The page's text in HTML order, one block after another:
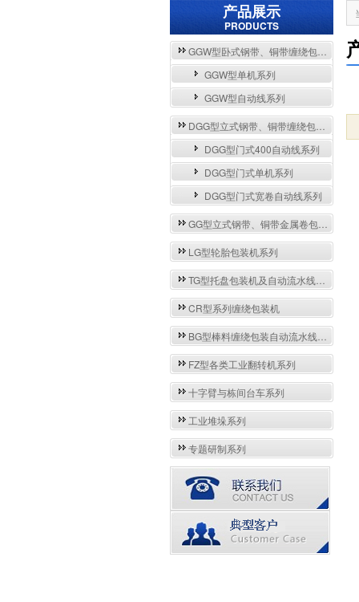
产品展示
PRODUCTS
GGW型卧式钢带、铜带缠绕包装自动流水线与单机系列
GGW型单机系列
GGW型自动线系列
DGG型立式钢带、铜带缠绕包装自动流水线与单机系列
DGG型门式400自动线系列
DGG型门式单机系列
DGG型门式宽卷自动线系列
GG型立式钢带、铜带金属卷包装机系列
LG型轮胎包装机系列
TG型托盘包装机及自动流水线系列
CR型系列缠绕包装机
BG型棒料缠绕包装自动流水线系列
FZ型各类工业翻转机系列
十字臂与栋间台车系列
工业堆垛系列
专题研制系列